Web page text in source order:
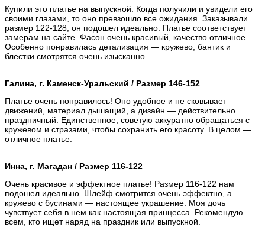
Купили это платье на выпускной. Когда получили и увидели его
своими глазами, то оно превзошло все ожидания. Заказывали
размер 122-128, он подошел идеально. Платье соответствует
замерам на сайте. Фасон очень красивый, качество отличное.
Особенно понравилась детализация — кружево, бантик и
блестки смотрятся очень изысканно.
Галина, г. Каменск-Уральский / Размер 146-152
Платье очень понравилось! Оно удобное и не сковывает
движений, материал дышащий, а дизайн — действительно
праздничный. Единственное, советую аккуратно обращаться с
кружевом и стразами, чтобы сохранить его красоту. В целом —
отличное платье.
Инна, г. Магадан / Размер 116-122
Очень красивое и эффектное платье! Размер 116-122 нам
подошел идеально. Шлейф смотрится очень эффектно, а
кружево с бусинами — настоящее украшение. Моя дочь
чувствует себя в нем как настоящая принцесса. Рекомендую
всем, кто ищет наряд на праздник или выпускной.